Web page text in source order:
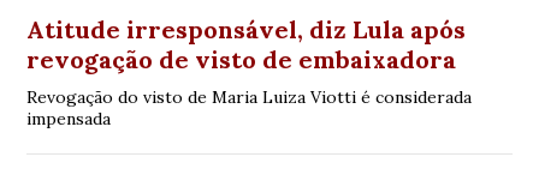
Atitude irresponsável, diz Lula após
revogação de visto de embaixadora
Revogação do visto de Maria Luiza Viotti é considerada
impensada